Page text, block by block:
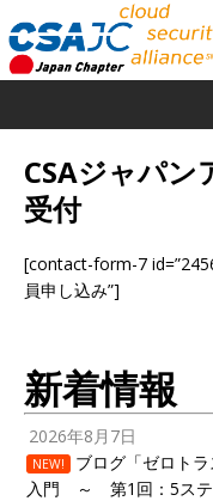
CSAジャパン
受付
[contact-form-7
員申し込み”]
新着情報
2026年8月7日
NEW!
ブログ「ゼロト
入門 ～ 第1回：5ステ